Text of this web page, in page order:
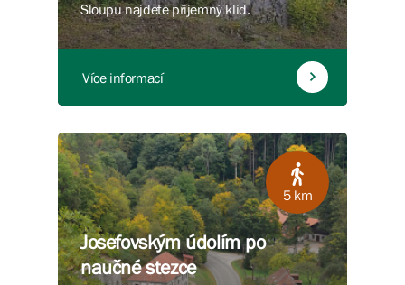
Sloupu najdete příjemný klid.
Více informací
5 km
Josefovským údolím po
naučné stezce